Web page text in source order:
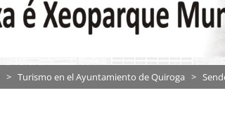
> Turismo en el Ayuntamiento de Quiroga >